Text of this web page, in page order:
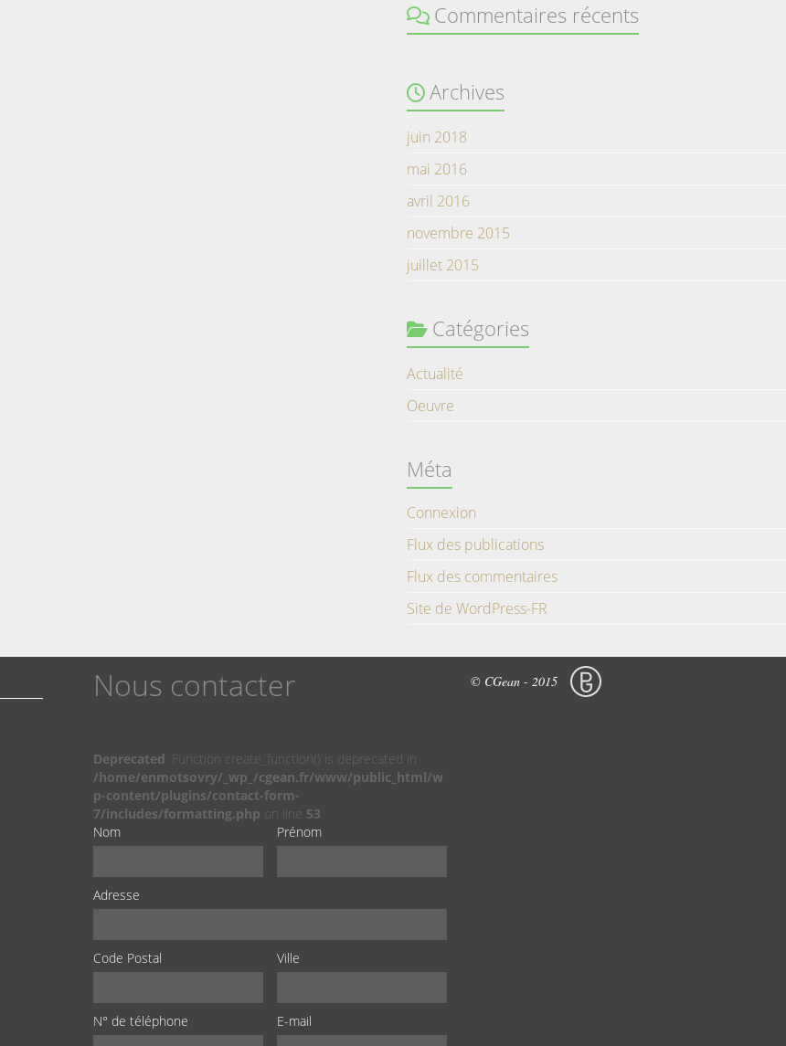
Commentaires récents
Archives
juin 2018
mai 2016
avril 2016
novembre 2015
juillet 2015
Catégories
Actualité
Oeuvre
Méta
Connexion
Flux des publications
Flux des commentaires
Site de WordPress-FR
Nous contacter
Deprecated: Function create_function() is deprecated in
/home/enmotsovry/_wp_/cgean.fr/www/public_html/w
p-content/plugins/contact-form-
7/includes/formatting.php on line 53
Nom
Prénom
Adresse
Code Postal Ville
N° de téléphone E-mail
© CGean - 2015